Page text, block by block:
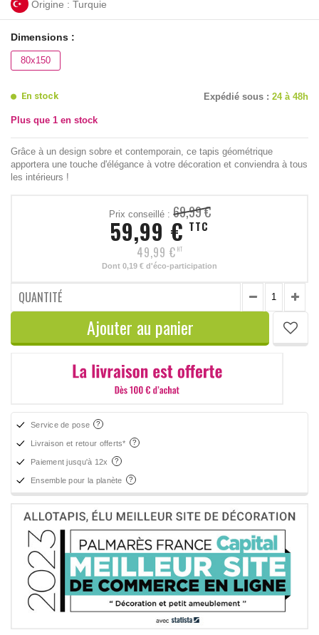
Origine : Turquie
Dimensions :
80x150
En stock Expédié sous : 24 à 48h
Plus que 1 en stock
Grâce à un design sobre et contemporain, ce tapis géométrique
apportera une touche d'élégance à votre décoration et conviendra à tous
les intérieurs !
Prix conseillé : 69,99 €
59,99 € TTC
49,99 € HT
Dont 0,19 € d'éco-participation
QUANTITÉ
Ajouter au panier
Service de pose
Livraison et retour offerts*
Paiement jusqu'à 12x
Ensemble pour la planète